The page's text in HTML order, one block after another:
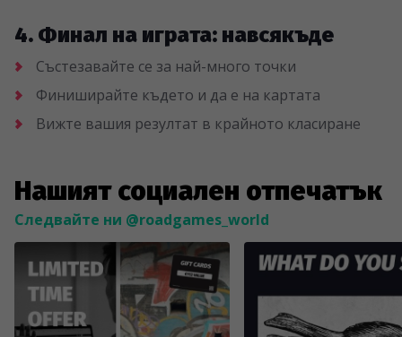
4. Финал на играта: навсякъде
Състезавайте се за най-много точки
Финиширайте където и да е на картата
Вижте вашия резултат в крайното класиране
Нашият социален отпечатък
Следвайте ни @roadgames_world